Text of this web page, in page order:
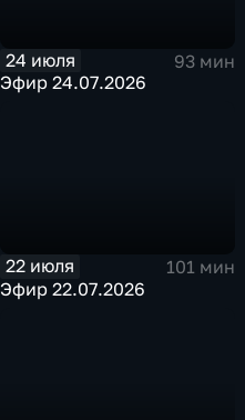
24 июля
93 мин
Эфир 24.07.2026
22 июля
101 мин
Эфир 22.07.2026